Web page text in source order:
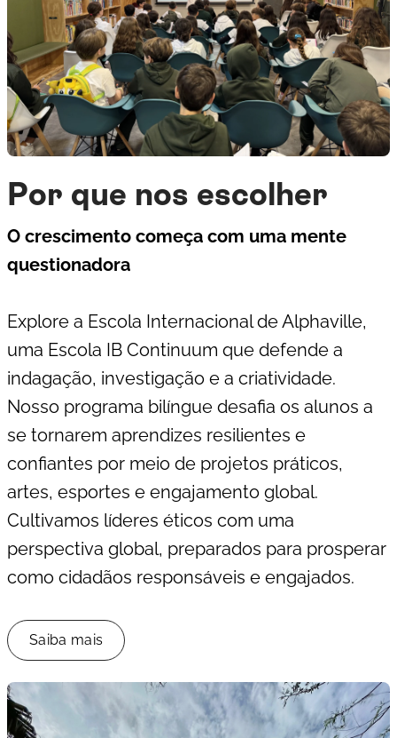
Por que nos escolher
O crescimento começa com uma mente
questionadora
Explore a Escola Internacional de Alphaville,
uma Escola IB Continuum que defende a
indagação, investigação e a criatividade.
Nosso programa bilíngue desafia os alunos a
se tornarem aprendizes resilientes e
confiantes por meio de projetos práticos,
artes, esportes e engajamento global.
Cultivamos líderes éticos com uma
perspectiva global, preparados para prosperar
como cidadãos responsáveis e engajados.
Saiba mais